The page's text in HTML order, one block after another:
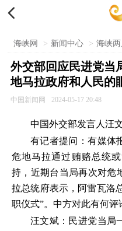

海峡网 > 新闻中心 > 海峡
外交部回应民进党当
地马拉政府和人民的
中国新闻网 2024-05-17 20:48
中国外交部发言人汪
有记者提问：有媒体
危地马拉通过贿赂总统
持，近期台当局再次对危
拉总统府表示，阿雷瓦洛
职仪式”。中方对此有何评
汪文斌：民进党当局